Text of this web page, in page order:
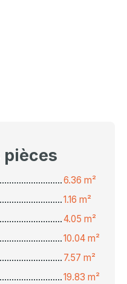
pièces
6.36 m²
1.16 m²
4.05 m²
10.04 m²
7.57 m²
19.83 m²